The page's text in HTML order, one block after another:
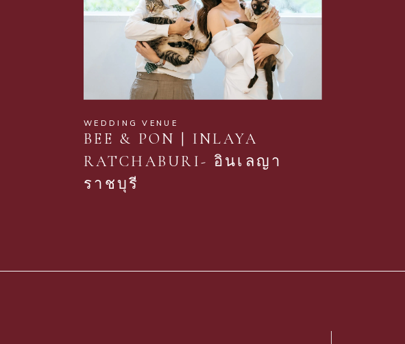
WEDDING VENUE
BEE & PON | INLAYA
RATCHABURI- อินเลญา
ราชบุรี